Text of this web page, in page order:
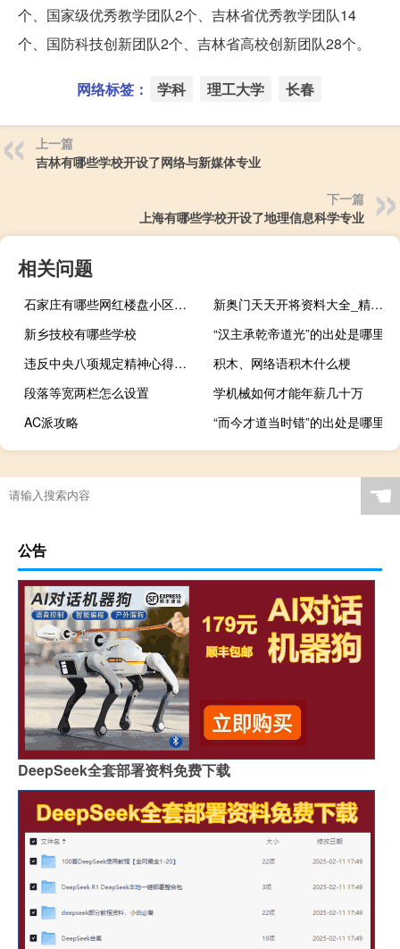
个、国家级优秀教学团队2个、吉林省优秀教学团队14
个、国防科技创新团队2个、吉林省高校创新团队28个。
网络标签： 学科 理工大学 长春
上一篇
吉林有哪些学校开设了网络与新媒体专业
下一篇
上海有哪些学校开设了地理信息科学专业
相关问题
石家庄有哪些网红楼盘小区？介绍5个最知名地产项目
新奥门天天开将资料大全_精选作答解释落实_安卓版578.439
新乡技校有哪些学校
“汉主承乾帝道光”的出处是哪里
违反中央八项规定精神心得体会（违反中央八项规定精神内容是什么）
积木、网络语积木什么梗
段落等宽两栏怎么设置
学机械如何才能年薪几十万
AC派攻略
“而今才道当时错”的出处是哪里
荆轲传时装攻略男
☚
公告
DeepSeek全套部署资料免费下载